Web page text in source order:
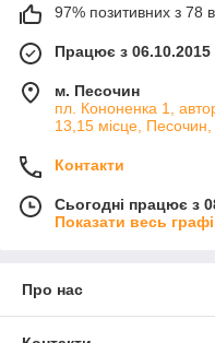
97% позитивних з 78
Працює з 06.10.2015
м. Песочин
пл. Кононенка 1,
13,15 місце, Песочин,
Контакти
Сьогодні працює з
Показати весь
Про нас